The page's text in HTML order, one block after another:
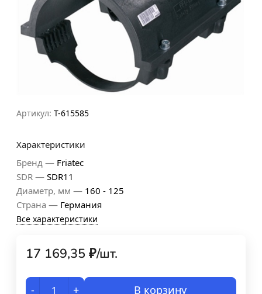
Артикул: T-615585
Характеристики
Бренд — Friatec
SDR — SDR11
Диаметр, мм — 160 - 125
Страна — Германия
Все характеристики
17 169,35 ₽/шт.
- + В корзину